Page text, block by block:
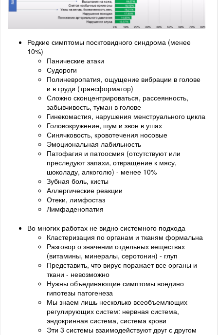
Редкие симптомы посктовидного синдрома (менее
10%)
Панические атаки
Судороги
Полиневропатия, ощущение вибрации в голове
и в груди (трансформатор)
Сложно сконцентрироваться, рассеянность,
забывчивость, туман в голове
Гинекомастия, нарушения менструального цикла
Головокружение, шум и звон в ушах
Синячковость, кровотечения носовые
Эмоциональная лабильность
Патофагия и патоосмия (отсутствуют или
преследуют запахи, отвращение к мясу,
шоколаду, алкоголю) - менее 10%
Зубная боль, кисты
Аллергические реакции
Отеки, лимфостаз
Лимфаденопатия
Во многих работах не видно системного подхода
Кластеризация по органам и тканям формальна
Разговор о значении отдельных веществах
(витамины, минералы, серотонин) - глуп
Представить, что вирус поражает все органы и
ткани - невозможно
Нужны объединяющие симптомы воедино
гипотезы патогенеза
Мы знаем лишь несколько всеобъемлющих
регулирующих систем: нервная система,
эндокринная система, система крови
Эти 3 системы взаимодействуют друг с другом